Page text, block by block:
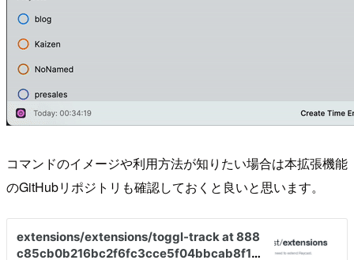
コマンドのイメージや利用方法が知りたい場合は本拡張機能
のGitHubリポジトリも確認しておくと良いと思います。